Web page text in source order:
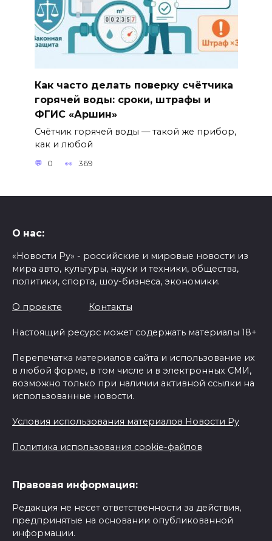
Как часто делать поверку счётчика
горячей воды: сроки, штрафы и
ФГИС «Аршин»
Счётчик горячей воды — такой же прибор,
как и любой
0 369
О нас:
«Новости Ру» - российские и мировые новости из
мира авто, культуры, науки и техники, общества,
политики, спорта, шоу-бизнеса, экономики.
О проекте Контакты
Настоящий ресурс может содержать материалы 18+
Перепечатка материалов сайта и использование их
в любой форме, в том числе и в электронных СМИ,
возможно только при наличии активной ссылки на
использованные новости.
Условия использования материалов Новости Ру
Политика использования cookie-файлов
Правовая информация:
Редакция не несет ответственности за действия,
предпринятые на основании опубликованной
информации.